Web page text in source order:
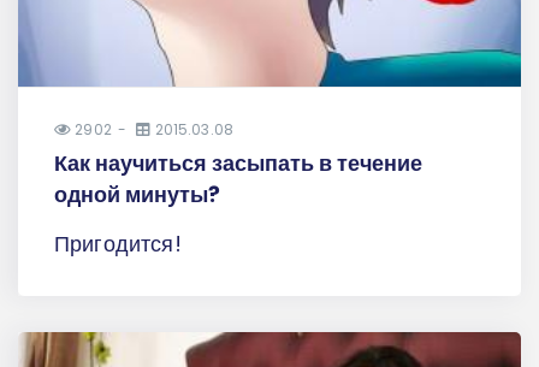
2902 2015.03.08
Как научиться засыпать в течение
одной минуты?
Пригодится!